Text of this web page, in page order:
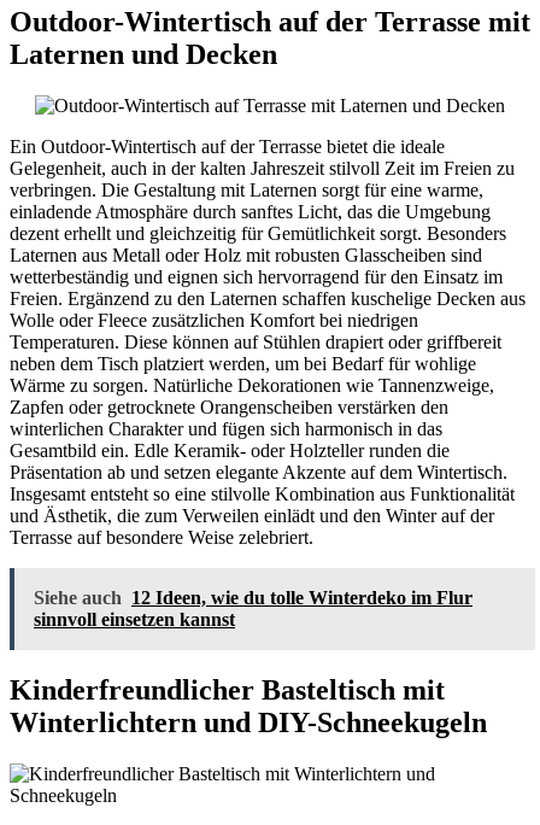
Outdoor-Wintertisch auf der Terrasse mit
Laternen und Decken
Ein Outdoor-Wintertisch auf der Terrasse bietet die ideale
Gelegenheit, auch in der kalten Jahreszeit stilvoll Zeit im Freien zu
verbringen. Die Gestaltung mit Laternen sorgt für eine warme,
einladende Atmosphäre durch sanftes Licht, das die Umgebung
dezent erhellt und gleichzeitig für Gemütlichkeit sorgt. Besonders
Laternen aus Metall oder Holz mit robusten Glasscheiben sind
wetterbeständig und eignen sich hervorragend für den Einsatz im
Freien. Ergänzend zu den Laternen schaffen kuschelige Decken aus
Wolle oder Fleece zusätzlichen Komfort bei niedrigen
Temperaturen. Diese können auf Stühlen drapiert oder griffbereit
neben dem Tisch platziert werden, um bei Bedarf für wohlige
Wärme zu sorgen. Natürliche Dekorationen wie Tannenzweige,
Zapfen oder getrocknete Orangenscheiben verstärken den
winterlichen Charakter und fügen sich harmonisch in das
Gesamtbild ein. Edle Keramik- oder Holzteller runden die
Präsentation ab und setzen elegante Akzente auf dem Wintertisch.
Insgesamt entsteht so eine stilvolle Kombination aus Funktionalität
und Ästhetik, die zum Verweilen einlädt und den Winter auf der
Terrasse auf besondere Weise zelebriert.
Siehe auch 12 Ideen, wie du tolle Winterdeko im Flur
sinnvoll einsetzen kannst
Kinderfreundlicher Basteltisch mit
Winterlichtern und DIY-Schneekugeln